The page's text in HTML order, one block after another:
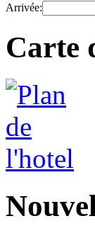
Arrivée:
Carte